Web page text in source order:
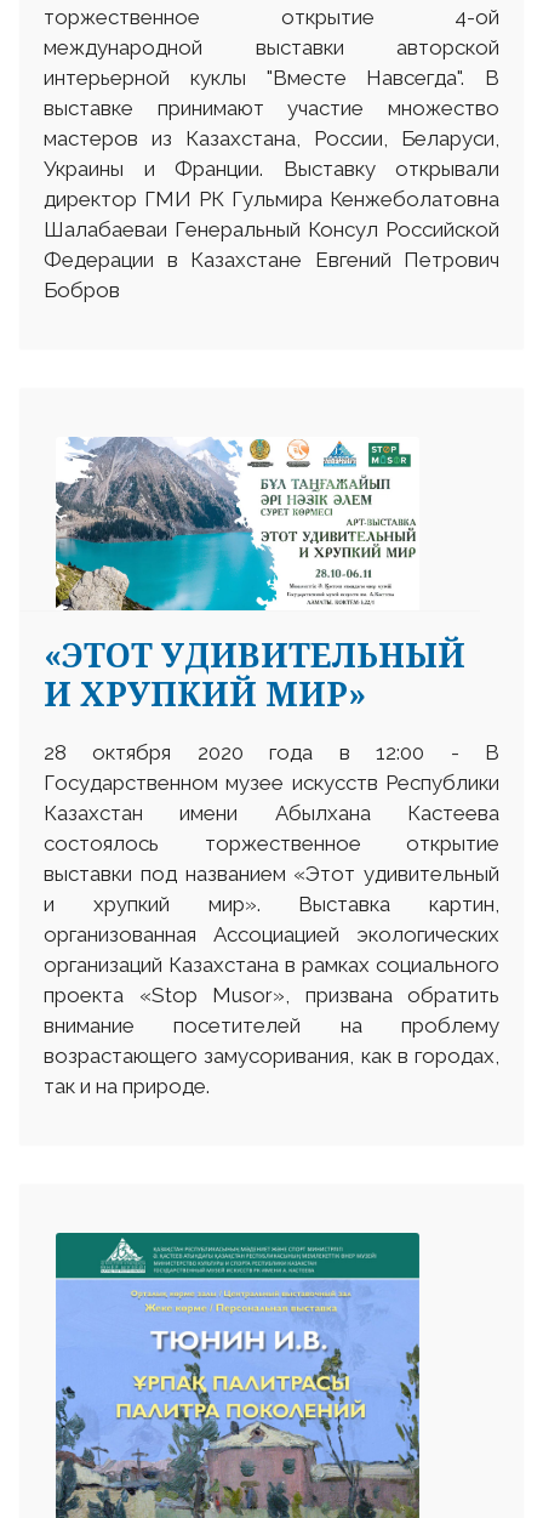
торжественное открытие 4-ой
международной выставки авторской
интерьерной куклы "Вместе Навсегда". В
выставке принимают участие множество
мастеров из Казахстана, России, Беларуси,
Украины и Франции. Выставку открывали
директор ГМИ РК Гульмира Кенжеболатовна
Шалабаеваи Генеральный Консул Российской
Федерации в Казахстане Евгений Петрович
Бобров
«ЭТОТ УДИВИТЕЛЬНЫЙ
И ХРУПКИЙ МИР»
28 октября 2020 года в 12:00 - В
Государственном музее искусств Республики
Казахстан имени Абылхана Кастеева
состоялось торжественное открытие
выставки под названием «Этот удивительный
и хрупкий мир». Выставка картин,
организованная Ассоциацией экологических
организаций Казахстана в рамках социального
проекта «Stop Musor», призвана обратить
внимание посетителей на проблему
возрастающего замусоривания, как в городах,
так и на природе.